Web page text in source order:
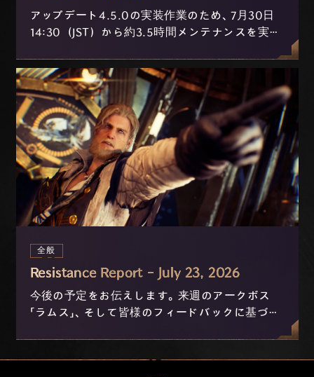
アップデート4.5.0の実装作業のため、7月30日
14:30（JST）から約3.5時間メンテナンスを実施
全般
Resistance Report - July 23, 2026
今後の予定をお伝えします。来週のアークボス
「ラムス」、そして皆様のフィードバックに基づき